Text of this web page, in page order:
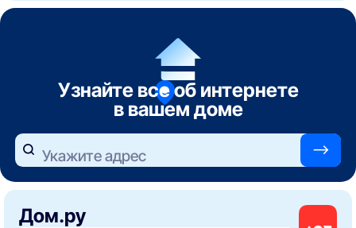
Узнайте все об интернете
в вашем доме
Укажите адрес —>
Дом.ру